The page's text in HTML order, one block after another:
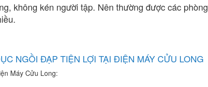
không kén người tập. Nên thường được các phòng
NGỒI ĐẠP TIỆN LỢI TẠI ĐIỆN MÁY CỬU LONG
Máy Cửu Long: